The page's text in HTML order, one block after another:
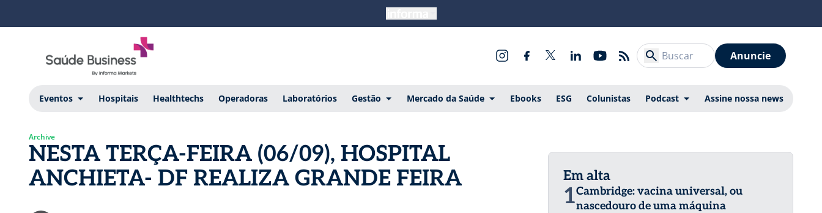
Anuncie
Eventos Hospitais Healthtechs Operadoras Laboratórios Gestão Mercado da Saúde Ebooks ESG Colunistas Podcast Assine nossa news
Archive
NESTA TERÇA-FEIRA (06/09), HOSPITAL
ANCHIETA- DF REALIZA GRANDE FEIRA
Em alta
1Cambridge: vacina universal, ou
nascedouro de uma máquina